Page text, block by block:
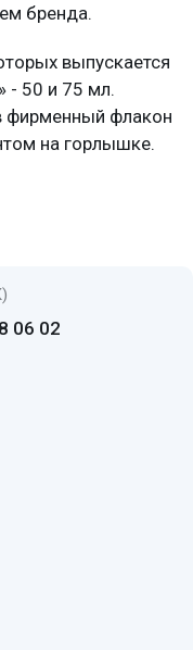
бренда.
выпускается
- 50 и 75 мл.
фирменный флакон
на горлышке.
06 02